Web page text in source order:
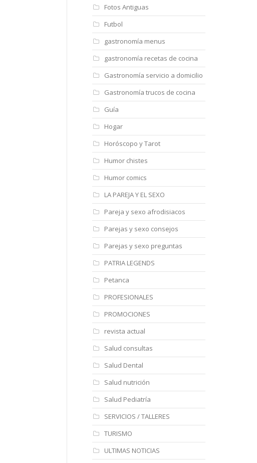
Fotos Antiguas
Futbol
gastronomía menus
gastronomía recetas de cocina
Gastronomía servicio a domicilio
Gastronomía trucos de cocina
Guía
Hogar
Horóscopo y Tarot
Humor chistes
Humor comics
LA PAREJA Y EL SEXO
Pareja y sexo afrodisiacos
Parejas y sexo consejos
Parejas y sexo preguntas
PATRIA LEGENDS
Petanca
PROFESIONALES
PROMOCIONES
revista actual
Salud consultas
Salud Dental
Salud nutrición
Salud Pediatría
SERVICIOS / TALLERES
TURISMO
ULTIMAS NOTICIAS